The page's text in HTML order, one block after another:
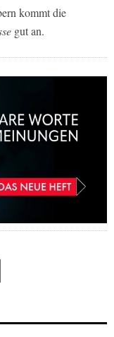
kommt die
gut an.